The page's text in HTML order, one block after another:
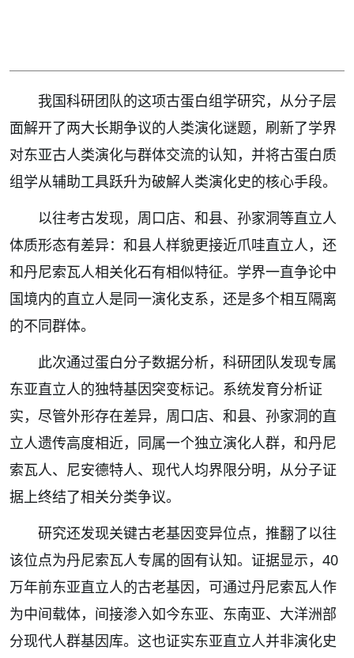
我国科研团队的这项古蛋白组学研究，从分子层
面解开了两大长期争议的人类演化谜题，刷新了学界
对东亚古人类演化与群体交流的认知，并将古蛋白质
组学从辅助工具跃升为破解人类演化史的核心手段。
以往考古发现，周口店、和县、孙家洞等直立人
体质形态有差异：和县人样貌更接近爪哇直立人，还
和丹尼索瓦人相关化石有相似特征。学界一直争论中
国境内的直立人是同一演化支系，还是多个相互隔离
的不同群体。
此次通过蛋白分子数据分析，科研团队发现专属
东亚直立人的独特基因突变标记。系统发育分析证
实，尽管外形存在差异，周口店、和县、孙家洞的直
立人遗传高度相近，同属一个独立演化人群，和丹尼
索瓦人、尼安德特人、现代人均界限分明，从分子证
据上终结了相关分类争议。
研究还发现关键古老基因变异位点，推翻了以往
该位点为丹尼索瓦人专属的固有认知。证据显示，40
万年前东亚直立人的古老基因，可通过丹尼索瓦人作
为中间载体，间接渗入如今东亚、东南亚、大洋洲部
分现代人群基因库。这也证实东亚直立人并非演化史